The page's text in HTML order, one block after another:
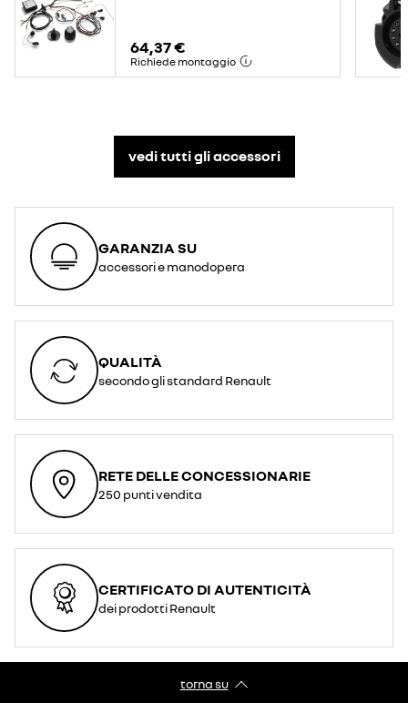
64,37 €
Richiede montaggio
vedi tutti gli accessori​
GARANZIA SU
accessori e manodopera
QUALITÀ
secondo gli standard Renault
RETE DELLE CONCESSIONARIE
250 punti vendita
CERTIFICATO DI AUTENTICITÀ
dei prodotti Renault
torna su